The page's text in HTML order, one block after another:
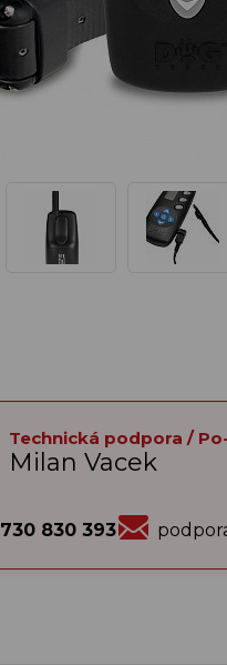
Technická podpora /
Milan Vacek
730 830 393